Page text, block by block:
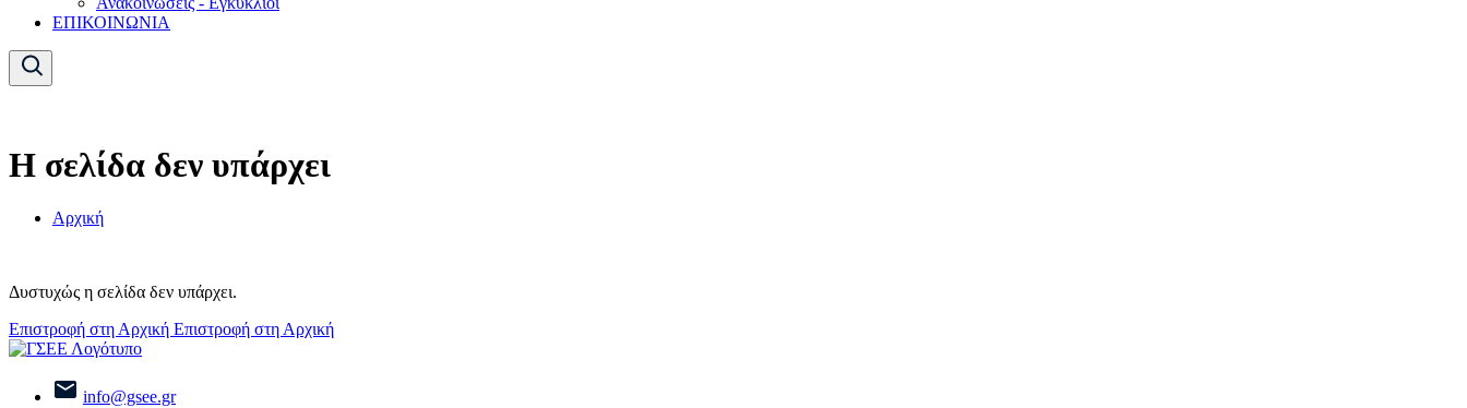
ΕΠΙΚΟΙΝΩΝΙΑ
Η σελίδα δεν υπάρχει
Αρχική
Δυστυχώς η σελίδα δεν υπάρχει.
Επιστροφή στη Αρχική Επιστροφή στη Αρχική
info@gsee.gr